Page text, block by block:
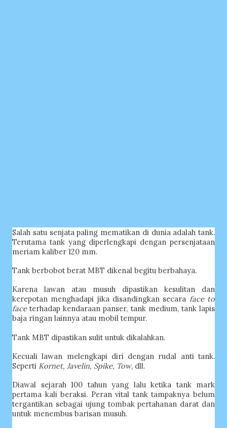
Salah satu senjata paling mematikan di dunia adalah tank.
Terutama tank yang diperlengkapi dengan persenjataan
meriam kaliber 120 mm.
Tank berbobot berat MBT dikenal begitu berbahaya.
Karena lawan atau musuh dipastikan kesulitan dan
kerepotan menghadapi jika disandingkan secara face to
faceterhadap kendaraan panser, tank medium, tank lapis
baja ringan lainnya atau mobil tempur.
Tank MBT dipastikan sulit untuk dikalahkan.
Kecuali lawan melengkapi diri dengan rudal anti tank.
Seperti Kornet, Javelin, Spike, Tow, dll.
Diawal sejarah 100 tahun yang lalu ketika tank mark
pertama kali beraksi. Peran vital tank tampaknya belum
tergantikan sebagai ujung tombak pertahanan darat dan
untuk menembus barisan musuh.